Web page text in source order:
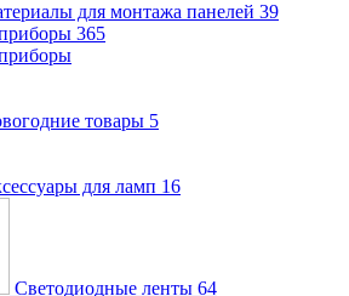
для монтажа панелей 39
365
товары 5
для ламп 16
Светодиодные ленты 64